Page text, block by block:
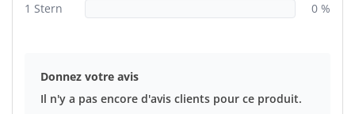
1 Stern
0 %
Donnez votre avis
Il n'y a pas encore d'avis clients pour ce produit.